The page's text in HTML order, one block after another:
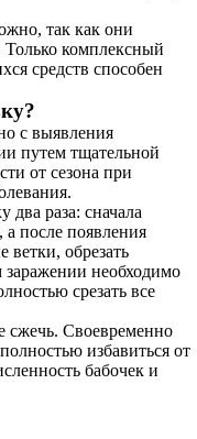
так как они
Только комплексный
средств способен
с выявления
путем тщательной
от сезона при
два раза: сначала
после появления
ветки, обрезать
необходимо
срезать все
сжечь. Своевременно
избавиться от
бабочек и